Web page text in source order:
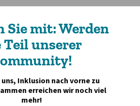
Sie mit: Werden
Teil unserer
Inklusion nach vorne zu
erreichen wir noch viel
mehr!